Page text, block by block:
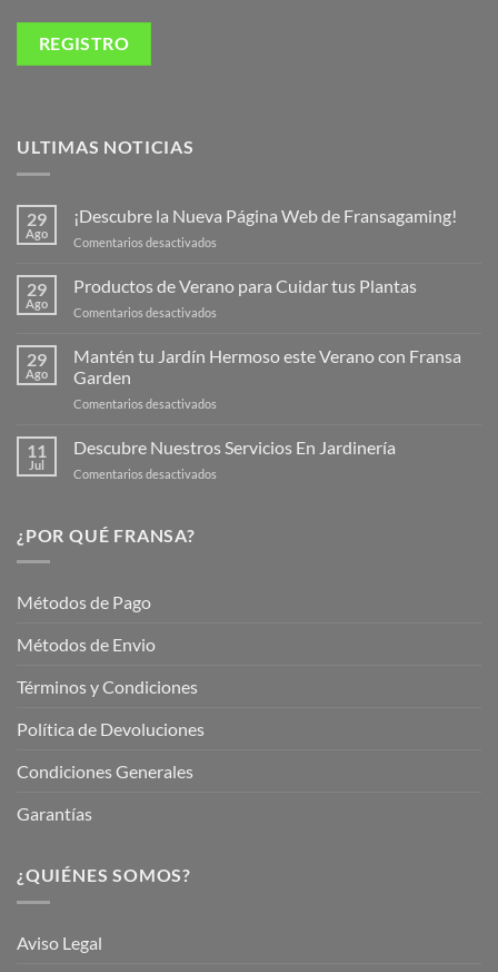
ULTIMAS NOTICIAS
29
Ago
¡Descubre la Nueva Página Web de Fransagaming!
Comentarios desactivados
Nueva
de
29
Ago
Productos de Verano para Cuidar tus Plantas
Comentarios desactivados
de
Verano
Plantas
29
Ago
Mantén tu Jardín Hermoso este Verano con Fransa
Garden
Comentarios desactivados
Jardín
11
Jul
Descubre Nuestros Servicios En Jardinería
Comentarios desactivados
¿POR QUÉ FRANSA?
Métodos de Pago
Métodos de Envio
Términos y Condiciones
Política de Devoluciones
Condiciones Generales
Garantías
¿QUIÉNES SOMOS?
Aviso Legal